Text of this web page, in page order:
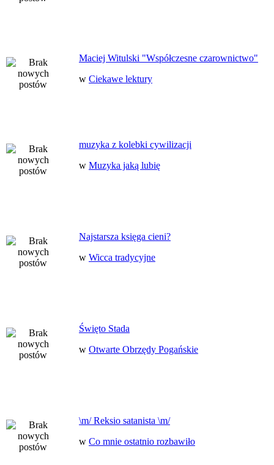
Maciej Witulski "Współczesne czarownictwo"
w Ciekawe lektury
muzyka z kolebki cywilizacji
w Muzyka jaką lubię
Najstarsza księga cieni?
w Wicca tradycyjne
Święto Stada
w Otwarte Obrzędy Pogańskie
\m/ Reksio satanista \m/
w Co mnie ostatnio rozbawiło